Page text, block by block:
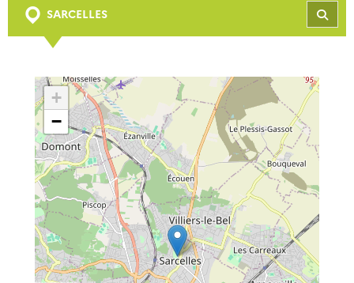
SARCELLES
+
−